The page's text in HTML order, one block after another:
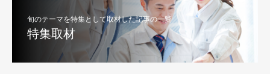
旬のテーマを特集として取材した記事の一覧
特集取材